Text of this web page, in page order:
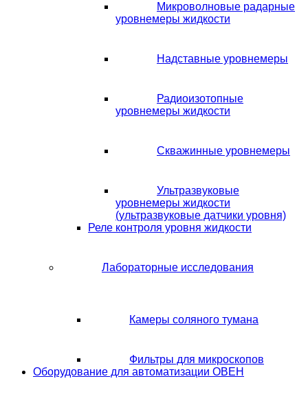
Микроволновые радарные
уровнемеры жидкости
Надставные уровнемеры
Радиоизотопные
уровнемеры жидкости
Скважинные уровнемеры
Ультразвуковые
уровнемеры жидкости
(ультразвуковые датчики уровня)
Реле контроля уровня жидкости
Лабораторные исследования
Камеры соляного тумана
Фильтры для микроскопов
Оборудование для автоматизации ОВЕН